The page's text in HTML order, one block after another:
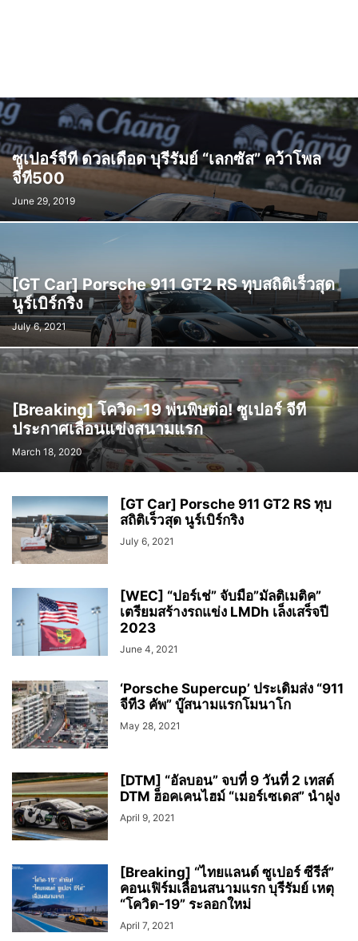
ซูเปอร์จีที ดวลเดือด บุรีรัมย์ “เลกซัส” คว้าโพล
จีที500
June 29, 2019
[GT Car] Porsche 911 GT2 RS ทุบสถิติเร็วสุด
นูร์เบิร์กริง
July 6, 2021
[Breaking] โควิด-19 พ่นพิษต่อ! ซูเปอร์ จีที
ประกาศเลื่อนแข่งสนามแรก
March 18, 2020
[GT Car] Porsche 911 GT2 RS ทุบ
สถิติเร็วสุด นูร์เบิร์กริง
July 6, 2021
[WEC] “ปอร์เช่” จับมือ”มัลติเมติค”
เตรียมสร้างรถแข่ง LMDh เล็งเสร็จปี
2023
June 4, 2021
‘Porsche Supercup’ ประเดิมส่ง “911
จีที3 คัพ” บู๊สนามแรกโมนาโก
May 28, 2021
[DTM] “อัลบอน” จบที่ 9 วันที่ 2 เทสต์
DTM ฮ็อคเคนไฮม์ “เมอร์เซเดส” นำฝูง
April 9, 2021
[Breaking] “ไทยแลนด์ ซูเปอร์ ซีรีส์”
คอนเฟิร์มเลื่อนสนามแรก บุรีรัมย์ เหตุ
“โควิด-19” ระลอกใหม่
April 7, 2021